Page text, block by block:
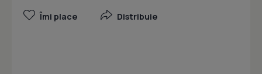
Îmi place Distribuie